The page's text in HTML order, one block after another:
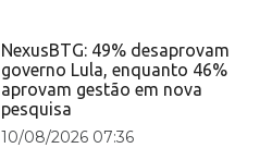
NexusBTG: 49% desaprovam
governo Lula, enquanto 46%
aprovam gestão em nova
pesquisa
10/08/2026 07:36